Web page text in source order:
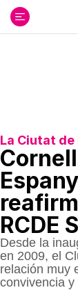
contenido
La Ciutat
RCDE
Desde la
en 2009, el
relación muy
convivencia